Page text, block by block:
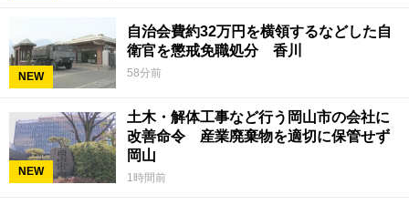
NEW
自治会費約32万円を横領するなどした自
衛官を懲戒免職処分 香川
58分前
NEW
土木・解体工事など行う岡山市の会社に
改善命令 産業廃棄物を適切に保管せず
岡山
1時間前